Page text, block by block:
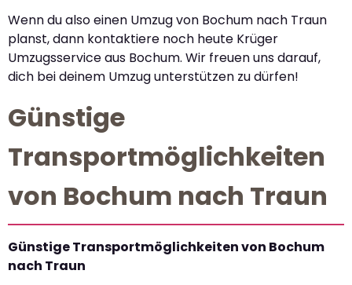
Wenn du also einen Umzug von Bochum nach Traun
planst, dann kontaktiere noch heute Krüger
Umzugsservice aus Bochum. Wir freuen uns darauf,
dich bei deinem Umzug unterstützen zu dürfen!
Günstige
Transportmöglichkeiten
von Bochum nach Traun
Günstige Transportmöglichkeiten von Bochum
nach Traun